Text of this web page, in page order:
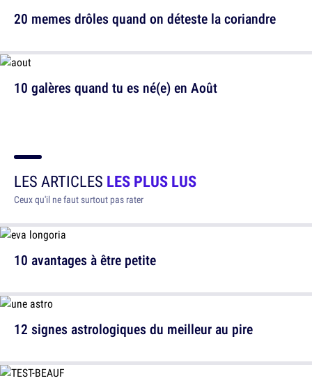
20 memes drôles quand on déteste la coriandre
10 galères quand tu es né(e) en Août
LES ARTICLES LES PLUS LUS
Ceux qu'il ne faut surtout pas rater
10 avantages à être petite
12 signes astrologiques du meilleur au pire